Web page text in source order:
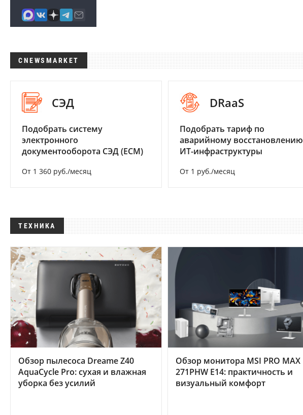
CNEWSMARKET
СЭД
Подобрать систему
электронного
документооборота СЭД (ECM)
От 1 360 руб./месяц
DRaaS
Подобрать тариф по
аварийному восстановлению
ИТ-инфраструктуры
От 1 руб./месяц
ТЕХНИКА
Обзор пылесоса Dreame Z40
AquaCycle Pro: сухая и влажная
уборка без усилий
Обзор монитора MSI PRO MAX
271PHW E14: практичность и
визуальный комфорт